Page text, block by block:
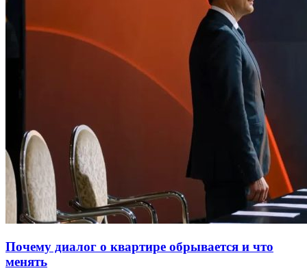
Почему диалог о квартире обрывается и что
менять